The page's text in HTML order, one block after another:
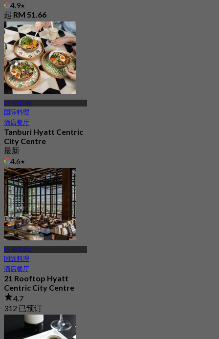
4.9
起 RM 51.66
LRT丹旺宜站
国际料理
酒店餐厅
Tanburi Hyatt Centric
City Centre
最新
4.6
起RM 34.5
LRT丹旺宜站
国际料理
酒店餐厅
21 Rooftop Hyatt
Centric City Centre
4.7
312 已预订
RM 74.5